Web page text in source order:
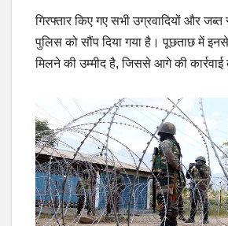
गिरफ्तार किए गए सभी उग्रवादियों और जब्त
पुलिस को सौंप दिया गया है। पूछताछ में
मिलने की उम्मीद है, जिससे आगे की